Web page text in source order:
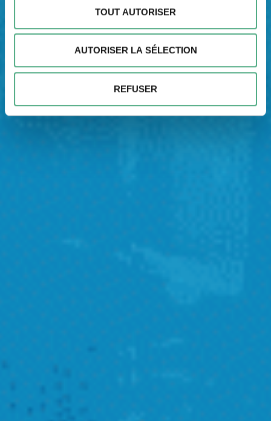
personnelles et définir vos préférences, reportez-vous à
votre consentement à tout moment à partir de la
déclaration sur les cookies.
contenu et les annonces, pour offrir des fonctionnalités
spéciales et pour analyser le trafic sur notre site web.
TOUT AUTORISER
AUTORISER LA SÉLECTION
REFUSER